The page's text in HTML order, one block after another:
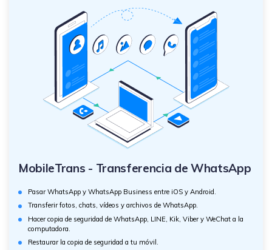
MobileTrans - Transferencia de WhatsApp
Pasar WhatsApp y WhatsApp Business entre iOS y Android.
Transferir fotos, chats, vídeos y archivos de WhatsApp.
Hacer copia de seguridad de WhatsApp, LINE, Kik, Viber y WeChat a la
computadora.
Restaurar la copia de seguridad a tu móvil.